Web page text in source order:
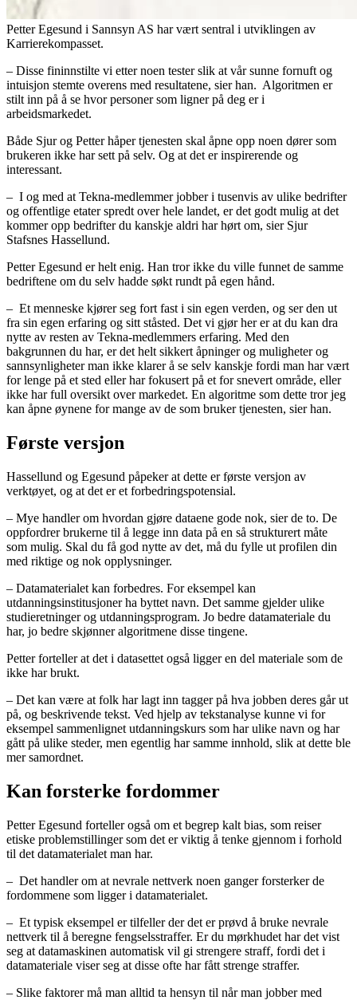
Petter Egesund i Sannsyn AS har vært sentral i utviklingen av
Karrierekompasset.
– Disse fininnstilte vi etter noen tester slik at vår sunne fornuft og
intuisjon stemte overens med resultatene, sier han. Algoritmen er
stilt inn på å se hvor personer som ligner på deg er i
arbeidsmarkedet.
Både Sjur og Petter håper tjenesten skal åpne opp noen dører som
brukeren ikke har sett på selv. Og at det er inspirerende og
interessant.
– I og med at Tekna-medlemmer jobber i tusenvis av ulike bedrifter
og offentlige etater spredt over hele landet, er det godt mulig at det
kommer opp bedrifter du kanskje aldri har hørt om, sier Sjur
Stafsnes Hassellund.
Petter Egesund er helt enig. Han tror ikke du ville funnet de samme
bedriftene om du selv hadde søkt rundt på egen hånd.
– Et menneske kjører seg fort fast i sin egen verden, og ser den ut
fra sin egen erfaring og sitt ståsted. Det vi gjør her er at du kan dra
nytte av resten av Tekna-medlemmers erfaring. Med den
bakgrunnen du har, er det helt sikkert åpninger og muligheter og
sannsynligheter man ikke klarer å se selv kanskje fordi man har vært
for lenge på et sted eller har fokusert på et for snevert område, eller
ikke har full oversikt over markedet. En algoritme som dette tror jeg
kan åpne øynene for mange av de som bruker tjenesten, sier han.
Første versjon
Hassellund og Egesund påpeker at dette er første versjon av
verktøyet, og at det er et forbedringspotensial.
– Mye handler om hvordan gjøre dataene gode nok, sier de to. De
oppfordrer brukerne til å legge inn data på en så strukturert måte
som mulig. Skal du få god nytte av det, må du fylle ut profilen din
med riktige og nok opplysninger.
– Datamaterialet kan forbedres. For eksempel kan
utdanningsinstitusjoner ha byttet navn. Det samme gjelder ulike
studieretninger og utdanningsprogram. Jo bedre datamateriale du
har, jo bedre skjønner algoritmene disse tingene.
Petter forteller at det i datasettet også ligger en del materiale som de
ikke har brukt.
– Det kan være at folk har lagt inn tagger på hva jobben deres går ut
på, og beskrivende tekst. Ved hjelp av tekstanalyse kunne vi for
eksempel sammenlignet utdanningskurs som har ulike navn og har
gått på ulike steder, men egentlig har samme innhold, slik at dette ble
mer samordnet.
Kan forsterke fordommer
Petter Egesund forteller også om et begrep kalt bias, som reiser
etiske problemstillinger som det er viktig å tenke gjennom i forhold
til det datamaterialet man har.
– Det handler om at nevrale nettverk noen ganger forsterker de
fordommene som ligger i datamaterialet.
– Et typisk eksempel er tilfeller der det er prøvd å bruke nevrale
nettverk til å beregne fengselsstraffer. Er du mørkhudet har det vist
seg at datamaskinen automatisk vil gi strengere straff, fordi det i
datamateriale viser seg at disse ofte har fått strenge straffer.
– Slike faktorer må man alltid ta hensyn til når man jobber med